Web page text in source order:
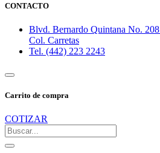
CONTACTO
Blvd. Bernardo Quintana No.
Col. Carretas
Tel. (442) 223 2243
Carrito de compra
COTIZAR